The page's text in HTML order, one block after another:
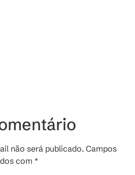
não será publicado. Campos
com *